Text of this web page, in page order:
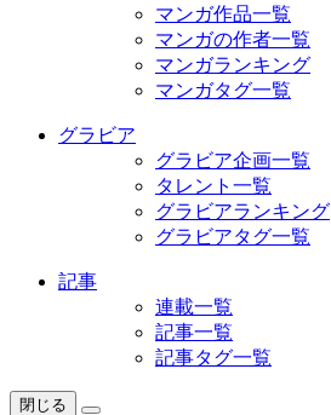
マンガ作品一覧
マンガの作者一覧
マンガランキング
マンガタグ一覧
グラビア
グラビア企画一覧
タレント一覧
グラビアランキング
グラビアタグ一覧
記事
連載一覧
記事一覧
記事タグ一覧
閉じる